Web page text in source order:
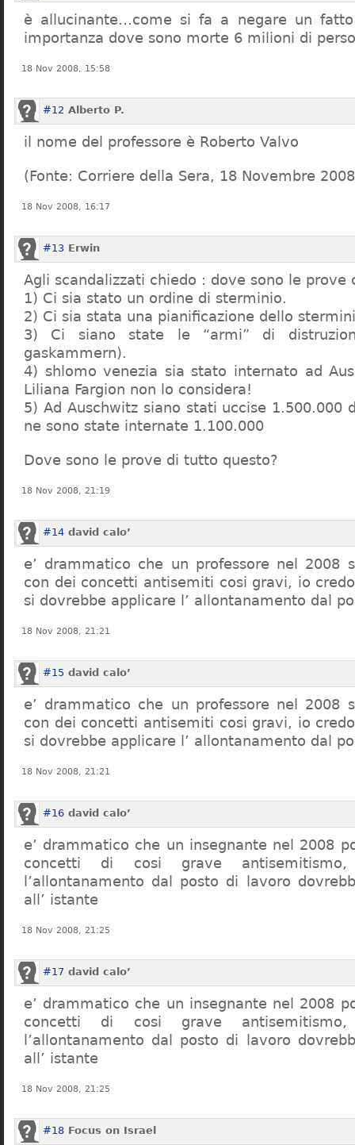
è allucinante…come si fa a negare un
importanza dove sono morte 6 milioni di
18 Nov 2008, 15:58
#12 Alberto P.
il nome del professore è Roberto Valvo
(Fonte: Corriere della Sera, 18 Novembre
18 Nov 2008, 16:17
#13 Erwin
Agli scandalizzati chiedo : dove sono le prove
1) Ci sia stato un ordine di sterminio.
2) Ci sia stata una pianificazione dello
3) Ci siano state le “armi” di
gaskammern).
4) shlomo venezia sia stato internato ad
Liliana Fargion non lo considera!
5) Ad Auschwitz siano stati uccise 1.500.000
ne sono state internate 1.100.000
Dove sono le prove di tutto questo?
18 Nov 2008, 21:19
#14 david calo’
e’ drammatico che un professore nel 2008
con dei concetti antisemiti cosi gravi, io
si dovrebbe applicare l’ allontanamento dal
18 Nov 2008, 21:21
#15 david calo’
e’ drammatico che un professore nel 2008
con dei concetti antisemiti cosi gravi, io
si dovrebbe applicare l’ allontanamento dal
18 Nov 2008, 21:21
#16 david calo’
e’ drammatico che un insegnante nel 2008
concetti di cosi grave
l’allontanamento dal posto di lavoro
all’ istante
18 Nov 2008, 21:25
#17 david calo’
e’ drammatico che un insegnante nel 2008
concetti di cosi grave
l’allontanamento dal posto di lavoro
all’ istante
18 Nov 2008, 21:25
#18 Focus on Israel